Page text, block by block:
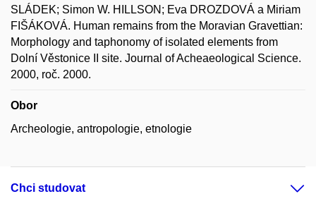
SLÁDEK; Simon W. HILLSON; Eva DROZDOVÁ a Miriam
FIŠÁKOVÁ. Human remains from the Moravian Gravettian:
Morphology and taphonomy of isolated elements from
Dolní Věstonice II site. Journal of Acheaeological Science.
2000, roč. 2000.
Obor
Archeologie, antropologie, etnologie
Chci studovat